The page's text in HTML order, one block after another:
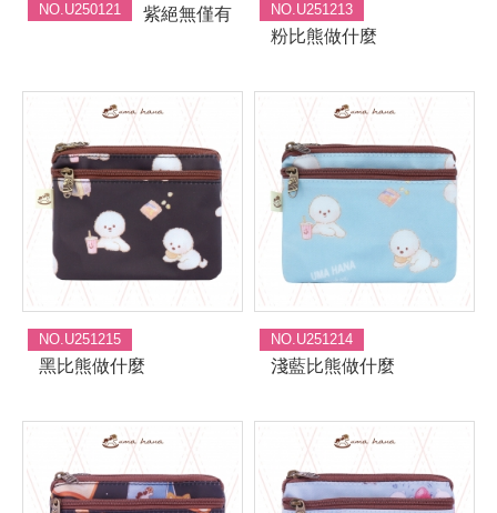
NO.U250121 紫絕無僅有 NO.U251213
粉比熊做什麼
NO.U251215
黑比熊做什麼
NO.U251214
淺藍比熊做什麼